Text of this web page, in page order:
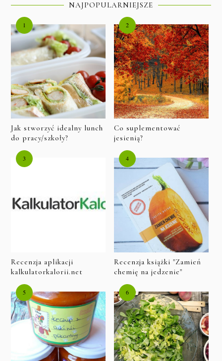
NAJPOPULARNIEJSZE
Jak stworzyć idealny lunch
do pracy/szkoły?
Co suplementować
jesienią?
Recenzja aplikacji
kalkulatorkalorii.net
Recenzja książki "Zamień
chemię na jedzenie"